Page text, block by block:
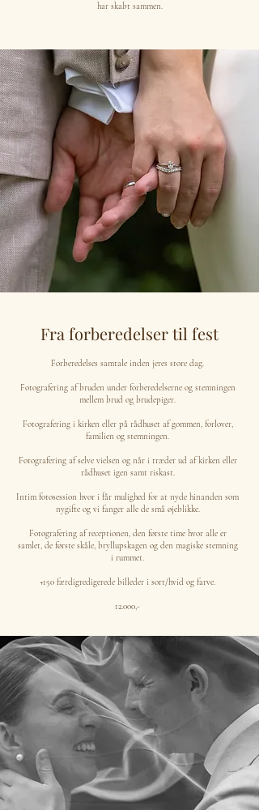
har skabt sammen.
Fra forberedelser til fest
Forberedelses samtale inden jeres store dag.
Fotografering af bruden under forberedelserne og stemningen
mellem brud og brudepiger.​
Fotografering i kirken eller på rådhuset af gommen, forlover,
familien og stemningen.
Fotografering af selve vielsen og når i træder ud af kirken eller
rådhuset igen samt riskast.
Intim fotosession hvor i får mulighed for at nyde hinanden som
nygifte og vi fanger alle de små øjeblikke.
Fotografering af receptionen, den første time hvor alle er
samlet, de første skåle, bryllupskagen og den magiske stemning
i rummet.
+150 færdigredigerede billeder i sort/hvid og farve.
12.000,-